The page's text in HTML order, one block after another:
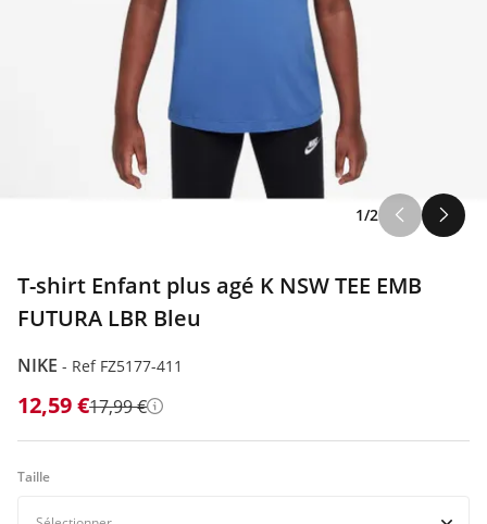
1/2
T-shirt Enfant plus agé K NSW TEE EMB
FUTURA LBR Bleu
NIKE - Ref FZ5177-411
12,59 €17,99 € Détails
Taille